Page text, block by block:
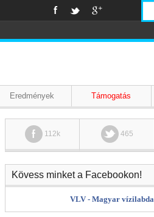
Eredmények Támogatás
112k 465
Kövess minket a Facebookon!
VLV - Magyar